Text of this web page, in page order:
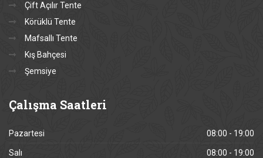
Çift Açılır Tente
Körüklü Tente
Mafsallı Tente
Kış Bahçesi
Şemsiye
Çalışma Saatleri
Pazartesi 08:00 - 19:00
Salı 08:00 - 19:00